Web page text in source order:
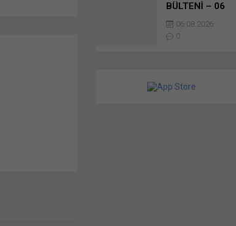
BÜLTENİ – 06
AĞUSTOS 2026 –
MAL ALIMI
İHALELERİ
06.08.2026
0